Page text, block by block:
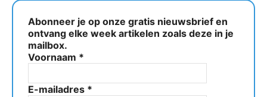
Abonneer je op onze gratis nieuwsbrief en
ontvang elke week artikelen zoals deze in je
mailbox.
Voornaam *
E-mailadres *